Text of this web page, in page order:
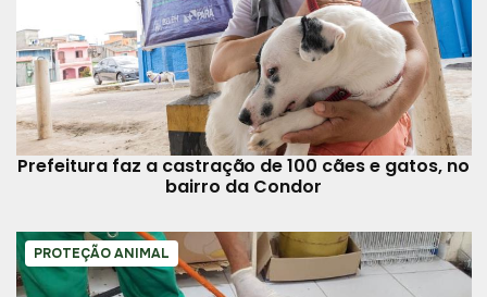
Prefeitura faz a castração de 100 cães e gatos, no
bairro da Condor
PROTEÇÃO ANIMAL